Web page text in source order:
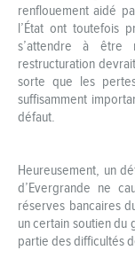
renflouement aidé
l’État ont toutefois
s’attendre à
restructuration
sorte que les
suffisamment
défaut.
Heureusement, un
d’Evergrande ne
réserves bancaires
un certain soutien du
partie des difficultés